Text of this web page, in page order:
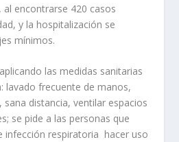
encontrarse 420 casos
y la hospitalización se
mínimos.
las medidas sanitarias
lavado frecuente de manos,
distancia, ventilar espacios
se pide a las personas que
infección respiratoria hacer uso